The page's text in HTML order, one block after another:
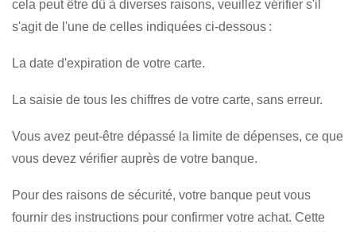
cela peut être dû à diverses raisons, veuillez vérifier s'il
s'agit de l'une de celles indiquées ci-dessous :
La date d'expiration de votre carte.
La saisie de tous les chiffres de votre carte, sans erreur.
Vous avez peut-être dépassé la limite de dépenses, ce que
vous devez vérifier auprès de votre banque.
Pour des raisons de sécurité, votre banque peut vous
fournir des instructions pour confirmer votre achat. Cette